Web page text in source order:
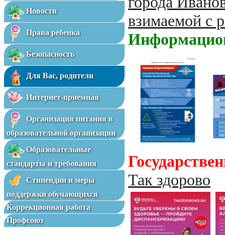
Новости
Права ребенка
Безопасность
Для Вас, родители
Интернет-приемная
Организация питания в
образовательной организации
Образовательные
стандарты и требования
Стипендии и меры
поддержки обучающихся
Коррекционная работа
Профсоюз
взимаемой с
Так здорово